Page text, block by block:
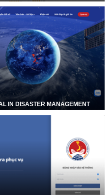
IN DISASTER MANAGEMENT